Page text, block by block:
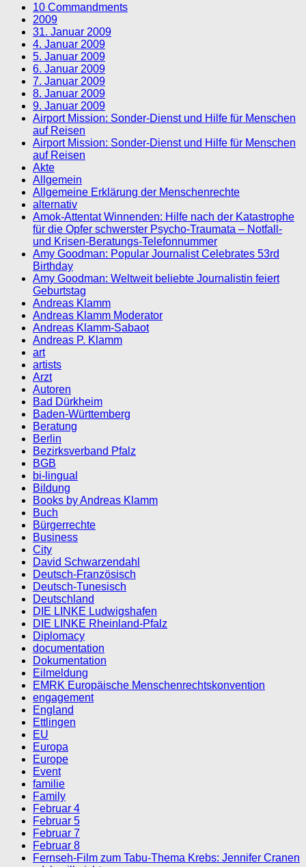
10 Commandments
2009
31. Januar 2009
4. Januar 2009
5. Januar 2009
6. Januar 2009
7. Januar 2009
8. Januar 2009
9. Januar 2009
Airport Mission: Sonder-Dienst und Hilfe für Menschen
auf Reisen
Airport Mission: Sonder-Dienst und Hilfe für Menschen
auf Reisen
Akte
Allgemein
Allgemeine Erklärung der Menschenrechte
alternativ
Amok-Attentat Winnenden: Hilfe nach der Katastrophe
für die Opfer schwerster Psycho-Traumata – Notfall-
und Krisen-Beratungs-Telefonnummer
Amy Goodman: Popular Journalist Celebrates 53rd
Birthday
Amy Goodman: Weltweit beliebte Journalistin feiert
Geburtstag
Andreas Klamm
Andreas Klamm Moderator
Andreas Klamm-Sabaot
Andreas P. Klamm
art
artists
Arzt
Autoren
Bad Dürkheim
Baden-Württemberg
Beratung
Berlin
Bezirksverband Pfalz
BGB
bi-lingual
Bildung
Books by Andreas Klamm
Buch
Bürgerrechte
Business
City
David Schwarzendahl
Deutsch-Französisch
Deutsch-Tunesisch
Deutschland
DIE LINKE Ludwigshafen
DIE LINKE Rheinland-Pfalz
Diplomacy
documentation
Dokumentation
Eilmeldung
EMRK Europäische Menschenrechtskonvention
engagement
England
Ettlingen
EU
Europa
Europe
Event
familie
Family
Februar 4
Februar 5
Februar 7
Februar 8
Fernseh-Film zum Tabu-Thema Krebs: Jennifer Cranen